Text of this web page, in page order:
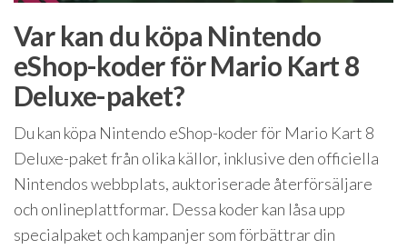
Var kan du köpa Nintendo
eShop-koder för Mario Kart 8
Deluxe-paket?
Du kan köpa Nintendo eShop-koder för Mario Kart 8
Deluxe-paket från olika källor, inklusive den officiella
Nintendos webbplats, auktoriserade återförsäljare
och onlineplattformar. Dessa koder kan låsa upp
specialpaket och kampanjer som förbättrar din